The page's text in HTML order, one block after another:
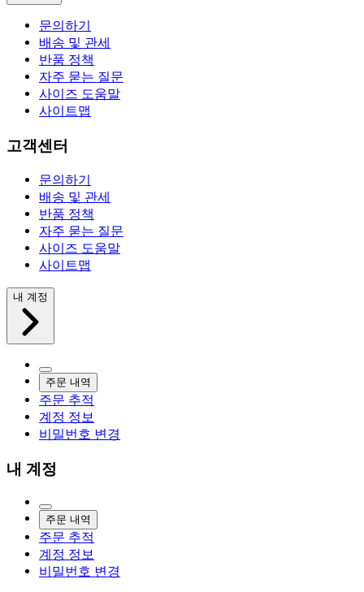
문의하기
배송 및 관세
반품 정책
자주 묻는 질문
사이즈 도움말
사이트맵
고객센터
문의하기
배송 및 관세
반품 정책
자주 묻는 질문
사이즈 도움말
사이트맵
내 계정
주문 내역
주문 추적
계정 정보
비밀번호 변경
내 계정
주문 내역
주문 추적
계정 정보
비밀번호 변경